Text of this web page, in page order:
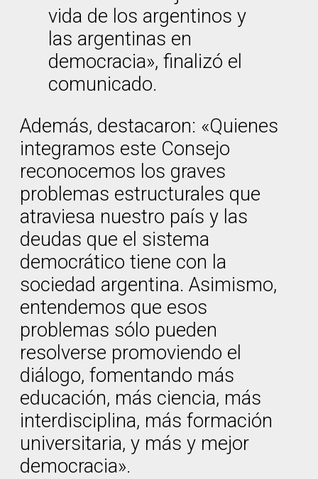
vida de los argentinos y
las argentinas en
democracia», finalizó el
comunicado.
Además, destacaron: «Quienes
integramos este Consejo
reconocemos los graves
problemas estructurales que
atraviesa nuestro país y las
deudas que el sistema
democrático tiene con la
sociedad argentina. Asimismo,
entendemos que esos
problemas sólo pueden
resolverse promoviendo el
diálogo, fomentando más
educación, más ciencia, más
interdisciplina, más formación
universitaria, y más y mejor
democracia».